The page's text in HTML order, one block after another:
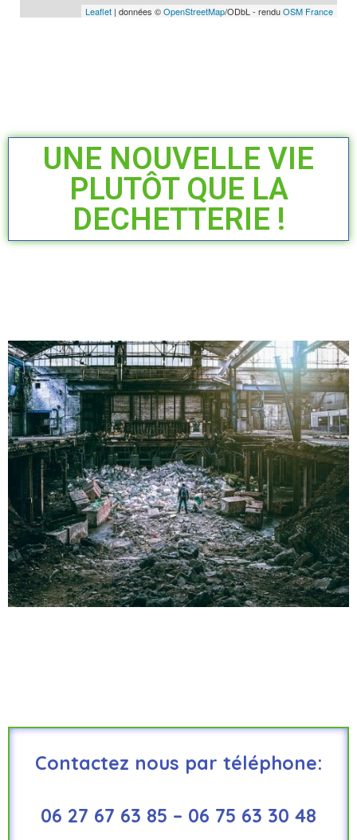
Leaflet | données ©OpenStreetMap/ODbL - renduOSM France
UNE NOUVELLE VIE
PLUTÔT QUE LA
DECHETTERIE !
Contactez nous par téléphone:
06 27 67 63 85 – 06 75 63 30 48